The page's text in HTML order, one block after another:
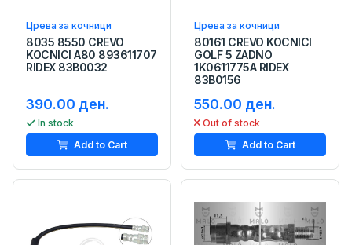
Црева за кочници
8035 8550 CREVO
KOCNICI A80 893611707
RIDEX 83B0032
390.00 ден.
In stock
Add to Cart
Црева за кочници
80161 CREVO KOCNICI
GOLF 5 ZADNO
1K0611775A RIDEX
83B0156
550.00 ден.
Out of stock
Add to Cart